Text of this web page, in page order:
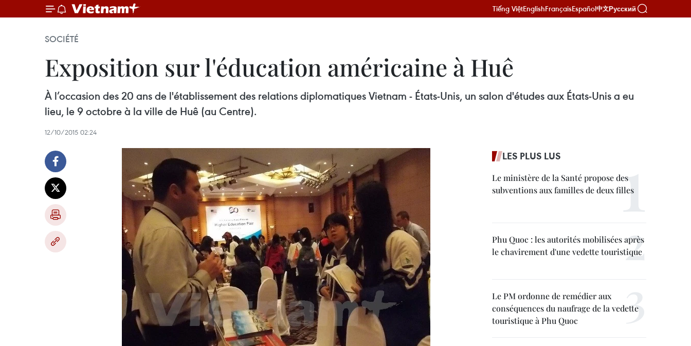
Tiếng ViệtEnglishFrançaisEspañol中文Русский
SOCIÉTÉ
Exposition sur l'éducation américaine à Huê
À l’occasion des 20 ans de l'établissement des relations diplomatiques Vietnam - États-Unis, un salon d'études aux États-Unis a eu
lieu, le 9 octobre à la ville de Huê (au Centre).
12/10/2015 02:24
LES PLUS LUS
Le ministère de la Santé propose des
subventions aux familles de deux filles
Phu Quoc : les autorités mobilisées après
le chavirement d'une vedette touristique
Le PM ordonne de remédier aux
conséquences du naufrage de la vedette
touristique à Phu Quoc